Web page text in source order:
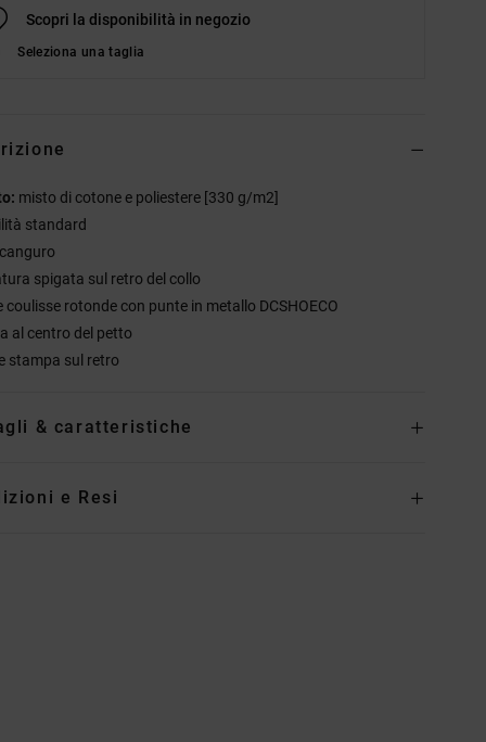
Scopri la disponibilità in negozio
Seleziona una taglia
misto di cotone e poliestere [330 g/m2]
standard
spigata sul retro del collo
coulisse rotonde con punte in metallo DCSHOECO
al centro del petto
stampa sul retro
& caratteristiche
e Resi